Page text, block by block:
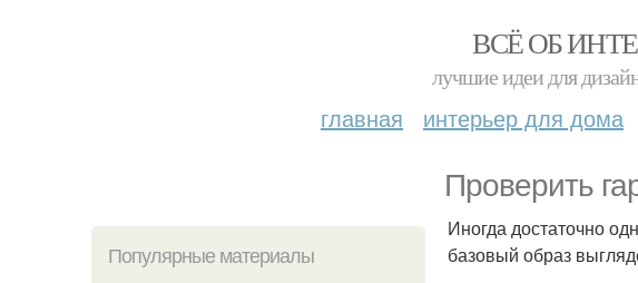
ВСЁ ОБ
лучшие идеи для
главная интерьер для дома
Проверить
Популярные материалы
Иногда достаточно
базовый образ